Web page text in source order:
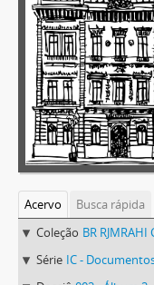
Acervo
Busca rápida
Coleção BR
Série IC -